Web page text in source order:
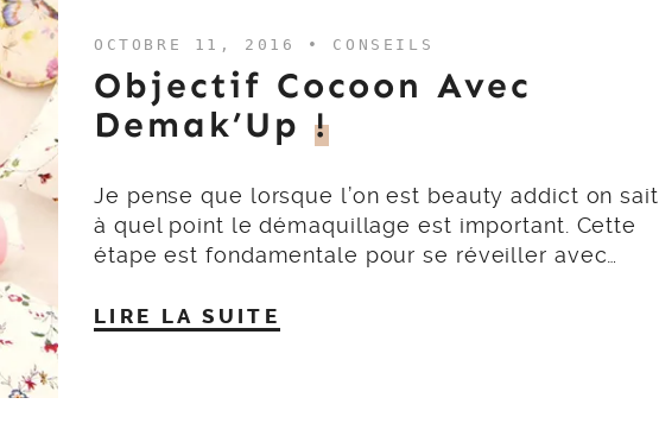
OCTOBRE 11, 2016 • CONSEILS
Objectif Cocoon Avec
Demak’Up !
Je pense que lorsque l’on est beauty addict on sait
à quel point le démaquillage est important. Cette
étape est fondamentale pour se réveiller avec…
LIRE LA SUITE